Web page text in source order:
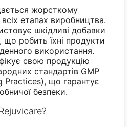
жорсткому
етапах виробництва.
шкідливі добавки
що робить їхні продукти
використання.
свою продукцію
стандартів GMP
Practices), що гарантує
безпеки.